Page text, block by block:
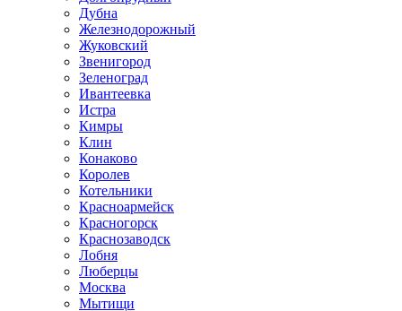
Дубна
Железнодорожный
Жуковский
Звенигород
Зеленоград
Ивантеевка
Истра
Кимры
Клин
Конаково
Королев
Котельники
Красноармейск
Красногорск
Краснозаводск
Лобня
Люберцы
Москва
Мытищи